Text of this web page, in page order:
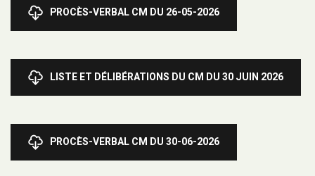
PROCÈS-VERBAL CM DU 26-05-2026
LISTE ET DÉLIBÉRATIONS DU CM DU 30 JUIN 2026
PROCÈS-VERBAL CM DU 30-06-2026